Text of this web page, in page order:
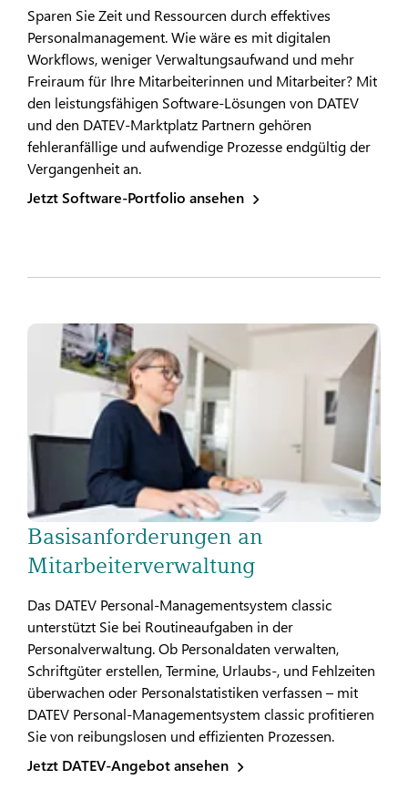
Sparen Sie Zeit und Ressourcen durch effektives
Personalmanagement. Wie wäre es mit digitalen
Workflows, weniger Verwaltungsaufwand und mehr
Freiraum für Ihre Mitarbeiterinnen und Mitarbeiter? Mit
den leistungsfähigen Software-Lösungen von DATEV
und den DATEV-Marktplatz Partnern gehören
fehleranfällige und aufwendige Prozesse endgültig der
Vergangenheit an.
Jetzt Software-Portfolio ansehen
Basisanforderungen an
Mitarbeiterverwaltung
Das DATEV Personal-Managementsystem classic
unterstützt Sie bei Routineaufgaben in der
Personalverwaltung. Ob Personaldaten verwalten,
Schriftgüter erstellen, Termine, Urlaubs-, und Fehlzeiten
überwachen oder Personalstatistiken verfassen – mit
DATEV Personal-Managementsystem classic profitieren
Sie von reibungslosen und effizienten Prozessen.
Jetzt DATEV-Angebot ansehen